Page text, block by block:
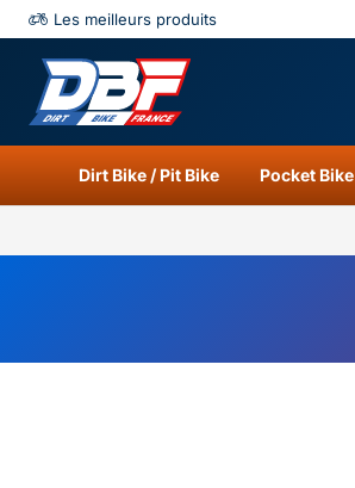
Les meilleurs produits
Dirt Bike / Pit Bike Pocket Bike
Catégories